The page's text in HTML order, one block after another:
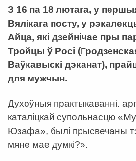
З 16 па 18 лютага, у
Вялікага посту, у
Айца, які дзейнічае пры
Тройцы ў Росі
Ваўкавыскі дэканат),
для мужчын.
Духоўныя практыкаванні,
каталіцкай супольнасцю
Юзафа», былі прысвечаны
мяне мае думкі?».